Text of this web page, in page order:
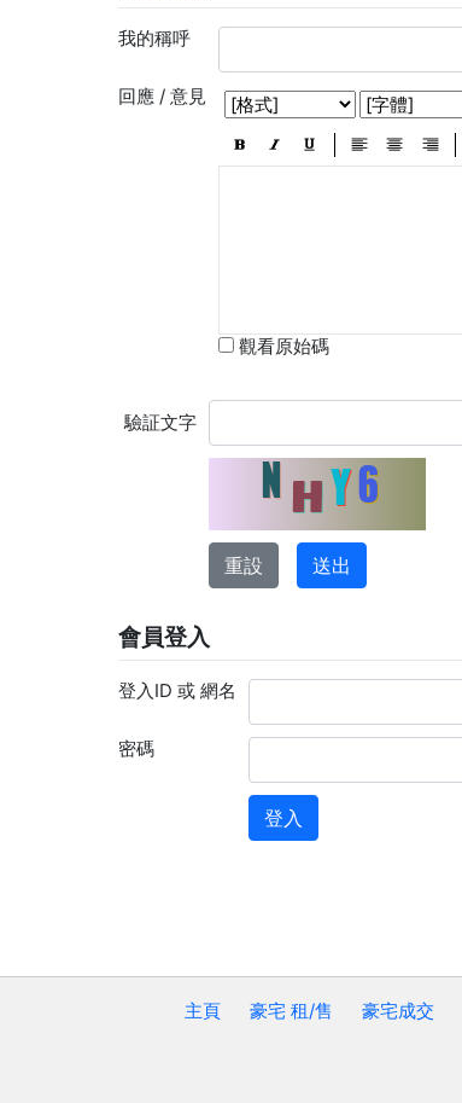
我的稱呼
回應 / 意見
觀看原始碼
驗証文字
會員登入
登入ID 或 網名
密碼
主頁 豪宅 租/售 豪宅成交